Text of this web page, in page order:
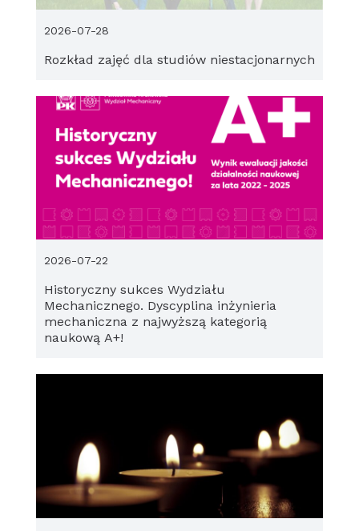
Rozkład zajęć dla studiów niestacjonarnych
2026-07-28
Historyczny sukces Wydziału
Mechanicznego. Dyscyplina inżynieria
mechaniczna z najwyższą kategorią
naukową A+!
2026-07-22